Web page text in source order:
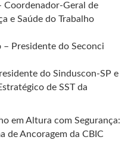
Coordenador-Geral de
e Saúde do Trabalho
Presidente do Seconci
do Sinduscon-SP e
de SST da
em Altura com Segurança:
de Ancoragem da CBIC